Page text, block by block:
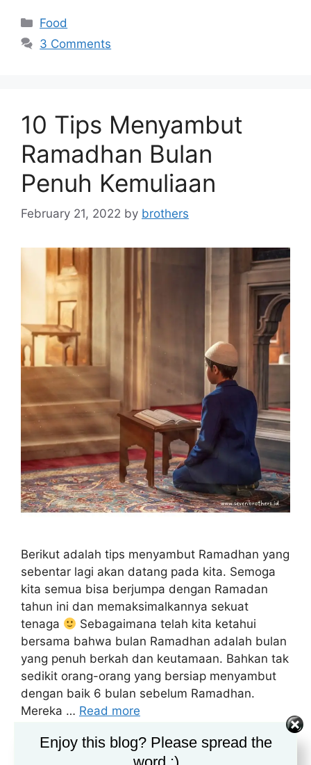
Categories
Food
3 Comments
10 Tips Menyambut
Ramadhan Bulan
Penuh Kemuliaan
February 21, 2022 by brothers
Berikut adalah tips menyambut Ramadhan yang
sebentar lagi akan datang pada kita. Semoga
kita semua bisa berjumpa dengan Ramadan
tahun ini dan memaksimalkannya sekuat
tenaga
Sebagaimana telah kita ketahui
bersama bahwa bulan Ramadhan adalah bulan
yang penuh berkah dan keutamaan. Bahkan tak
sedikit orang-orang yang bersiap menyambut
dengan baik 6 bulan sebelum Ramadhan.
Mereka … Read more
Categories
Tips
Enjoy this blog? Please spread the